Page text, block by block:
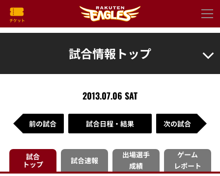
試合情報トップ
2013.07.06 SAT
前の試合 試合日程・結果 次の試合
試合
トップ
試合速報
出場選手
成績
ゲーム
レポート